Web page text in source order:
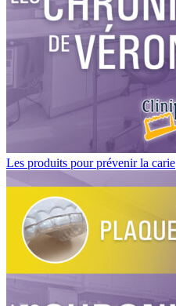
Les produits pour prévenir la carie